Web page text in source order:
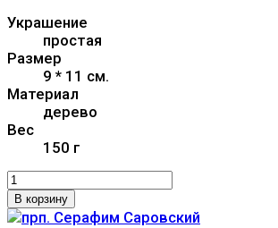
Украшение
простая
Размер
9 * 11 см.
Материал
дерево
Вес
150 г
В корзину